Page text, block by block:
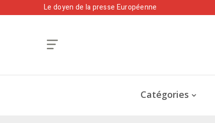
Le doyen de la presse Européenne
Catégories